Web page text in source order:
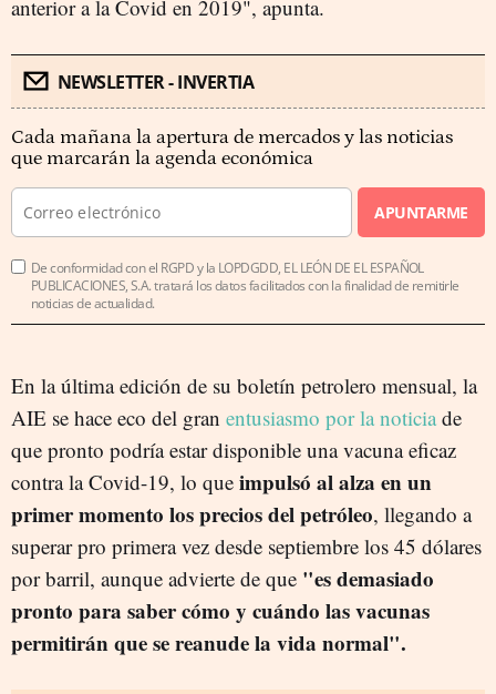
anterior a la Covid en 2019", apunta.
NEWSLETTER - INVERTIA
Cada mañana la apertura de mercados y las noticias
que marcarán la agenda económica
APUNTARME
De conformidad con el RGPD y la LOPDGDD, EL LEÓN DE EL ESPAÑOL
PUBLICACIONES, S.A. tratará los datos facilitados con la finalidad de remitirle
noticias de actualidad.
En la última edición de su boletín petrolero mensual, la
AIE se hace eco del gran entusiasmo por la noticiade
que pronto podría estar disponible una vacuna eficaz
contra la Covid-19, lo que impulsó al alza en un
primer momento los precios del petróleo, llegando a
superar pro primera vez desde septiembre los 45 dólares
por barril, aunque advierte de que "es demasiado
pronto para saber cómo y cuándo las vacunas
permitirán que se reanude la vida normal".